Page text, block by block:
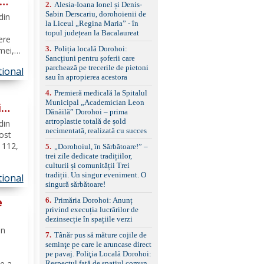
de
a
ce
schimbare bandă și
menținere bandă Faruri
bi-xenon adaptive cu
asistent fază lungă
automată , lumini de zi
LED, proiectoare ceață
LED, spălătoare faruri
față/spate, cameră
marșarier Keyless entry
& start, geamuri electrice
față/spate, oglinzi
electrice, încălzite și
rabatabile Sistem hands-
free, Bluetooth, USB
Sistem start/stop, frână
de parcare electrică,
anvelope vară runflat
filtru de particule,
standard Euro 6 Trapă
panoramică, geamuri
remorcare Bonus: -
Covorașe textile montate
pe mașină. -Ofer și un
2. Alesia-Ioana Ionel și Denis-
Sabin Derscariu, dorohoienii de
la Liceul „Regina Maria” - în
topul județean la Bacalaureat
3. Poliția locală Dorohoi:
Sancțiuni pentru șoferii care
parchează pe trecerile de pietoni
sau în apropierea acestora
4. Premieră medicală la Spitalul
Municipal „Academician Leon
Dănăilă” Dorohoi – prima
artroplastie totală de șold
necimentată, realizată cu succes
5.
„Dorohoiul, în Sărbătoare!” –
trei zile dedicate tradițiilor,
culturii și comunității Trei
tradiții. Un singur eveniment. O
singură sărbătoare!
6. Primăria Dorohoi: Anunț
privind execuția lucrărilor de
dezinsecție în spațiile verzi
7. Tânăr pus să măture cojile de
seminţe pe care le aruncase direct
pe pavaj. Poliţia Locală Dorohoi: